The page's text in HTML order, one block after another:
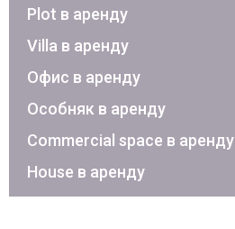
Plot в аренду
Villa в аренду
Офис в аренду
Особняк в аренду
Commercial space в аренду
House в аренду